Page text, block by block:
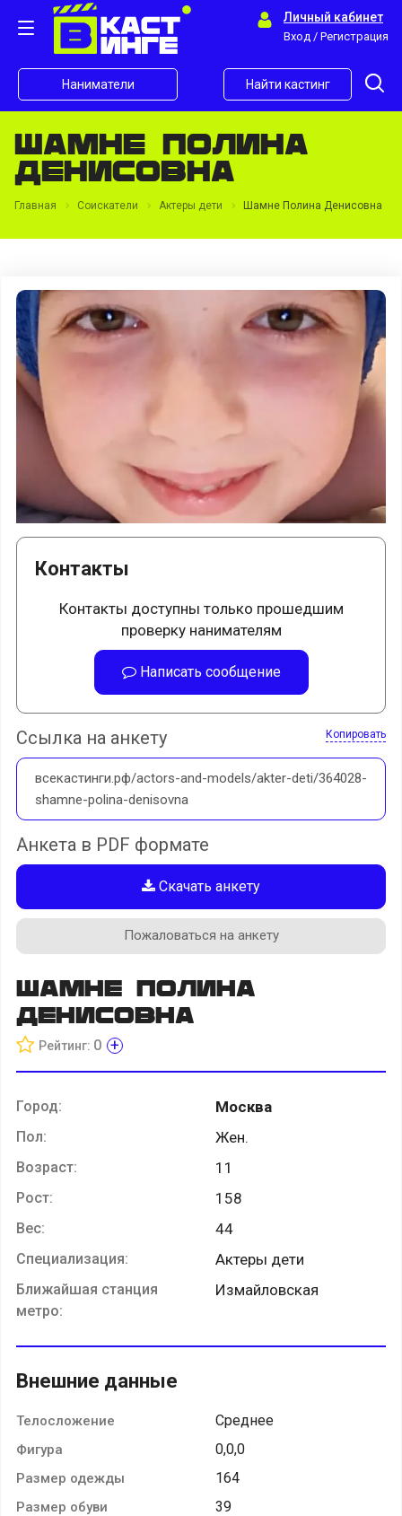
Личный кабинет
Вход / Регистрация
Наниматели Найти кастинг
Шамне Полина
Денисовна
Главная Соискатели Актеры дети Шамне Полина Денисовна
Контакты
Контакты доступны только прошедшим
проверку нанимателям
Написать сообщение
Ссылка на анкету Копировать
всекастинги.рф/actors-and-models/akter-deti/364028-
shamne-polina-denisovna
Анкета в PDF формате
Скачать анкету
Пожаловаться на анкету
Шамне Полина
Денисовна
Рейтинг: 0 +
Город: Москва
Пол: Жен.
Возраст: 11
Рост: 158
Вес: 44
Специализация: Актеры дети
Ближайшая станция
метро:
Измайловская
Внешние данные
Телосложение Среднее
Фигура 0,0,0
Размер одежды 164
Размер обуви 39